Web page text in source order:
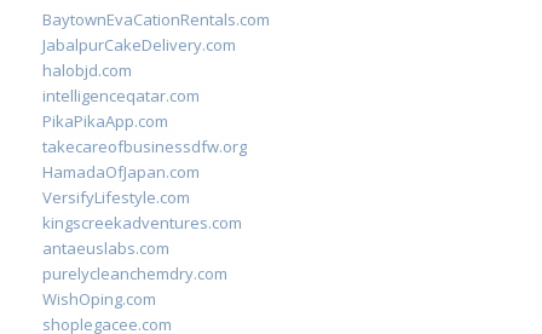
BaytownEvaCationRentals.com
JabalpurCakeDelivery.com
halobjd.com
intelligenceqatar.com
PikaPikaApp.com
takecareofbusinessdfw.org
HamadaOfJapan.com
VersifyLifestyle.com
kingscreekadventures.com
antaeuslabs.com
purelycleanchemdry.com
WishOping.com
shoplegacee.com